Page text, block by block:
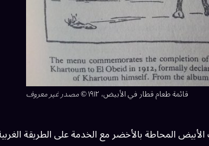
قائمة طعام قطار في الأبيض، ١٩١٢ © مصدر غير معروف
المحاطة بالأخضر مع الخدمة على الطريقة